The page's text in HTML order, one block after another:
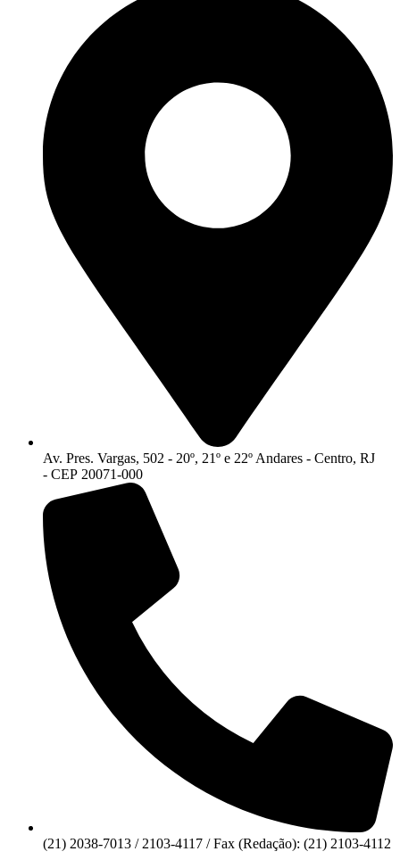
Av. Pres. Vargas, 502 - 20º, 21º e 22º Andares - Centro, RJ
- CEP 20071-000
(21) 2038-7013 / 2103-4117 / Fax (Redação): (21) 2103-4112